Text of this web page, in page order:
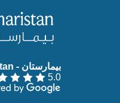
بيمارستان - Bimaristan‏
5.0